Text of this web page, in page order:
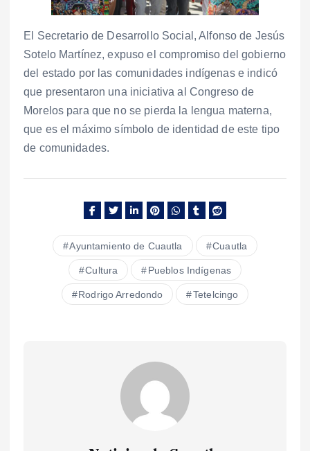
El Secretario de Desarrollo Social, Alfonso de Jesús
Sotelo Martínez, expuso el compromiso del gobierno
del estado por las comunidades indígenas e indicó
que presentaron una iniciativa al Congreso de
Morelos para que no se pierda la lengua materna,
que es el máximo símbolo de identidad de este tipo
de comunidades.
Ayuntamiento de Cuautla Cuautla
Cultura Pueblos Indígenas
Rodrigo Arredondo Tetelcingo